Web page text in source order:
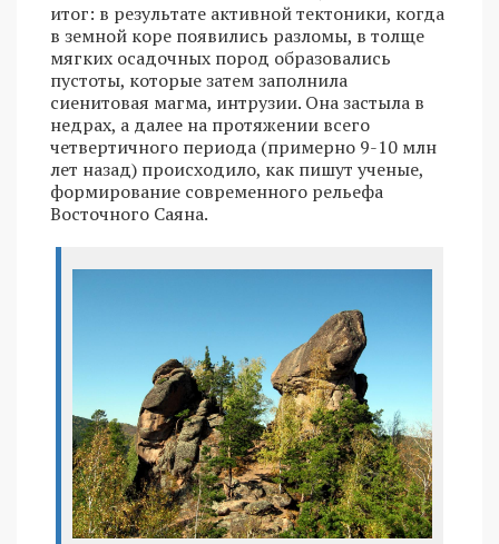
итог: в результате активной тектоники, когда
в земной коре появились разломы, в толще
мягких осадочных пород образовались
пустоты, которые затем заполнила
сиенитовая магма, интрузии. Она застыла в
недрах, а далее на протяжении всего
четвертичного периода (примерно 9-10 млн
лет назад) происходило, как пишут ученые,
формирование современного рельефа
Восточного Саяна.